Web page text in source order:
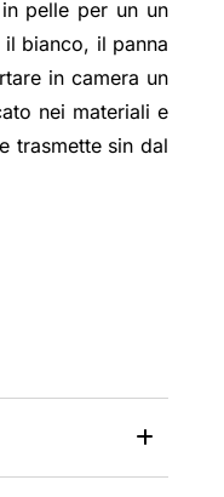
pelle per un un
bianco, il panna
in camera un
nei materiali e
trasmette sin dal